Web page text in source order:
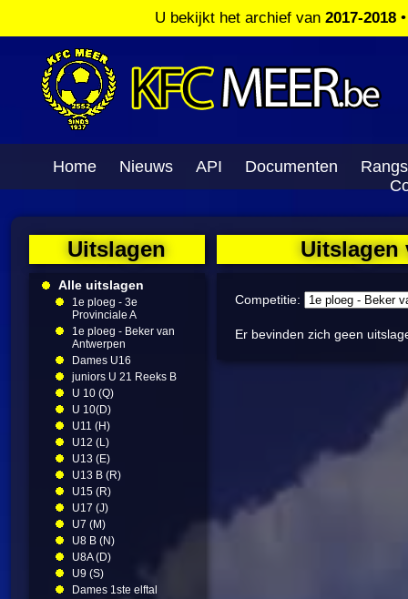
U bekijkt het archief van 2017-2018
Home Nieuws API Documenten
Uitslagen
Alle uitslagen
1e ploeg - 3e
Provinciale A
1e ploeg - Beker van
Antwerpen
Dames U16
juniors U 21 Reeks B
U 10 (Q)
U 10(D)
U11 (H)
U12 (L)
U13 (E)
U13 B (R)
U15 (R)
U17 (J)
U7 (M)
U8 B (N)
U8A (D)
U9 (S)
Dames 1ste elftal
Uitslagen
Competitie:
Er bevinden zich geen